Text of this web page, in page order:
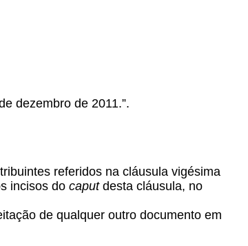
dezembro de 2011.”.
referidos na cláusula vigésima
incisos do caputdesta cláusula, no
de qualquer outro documento em